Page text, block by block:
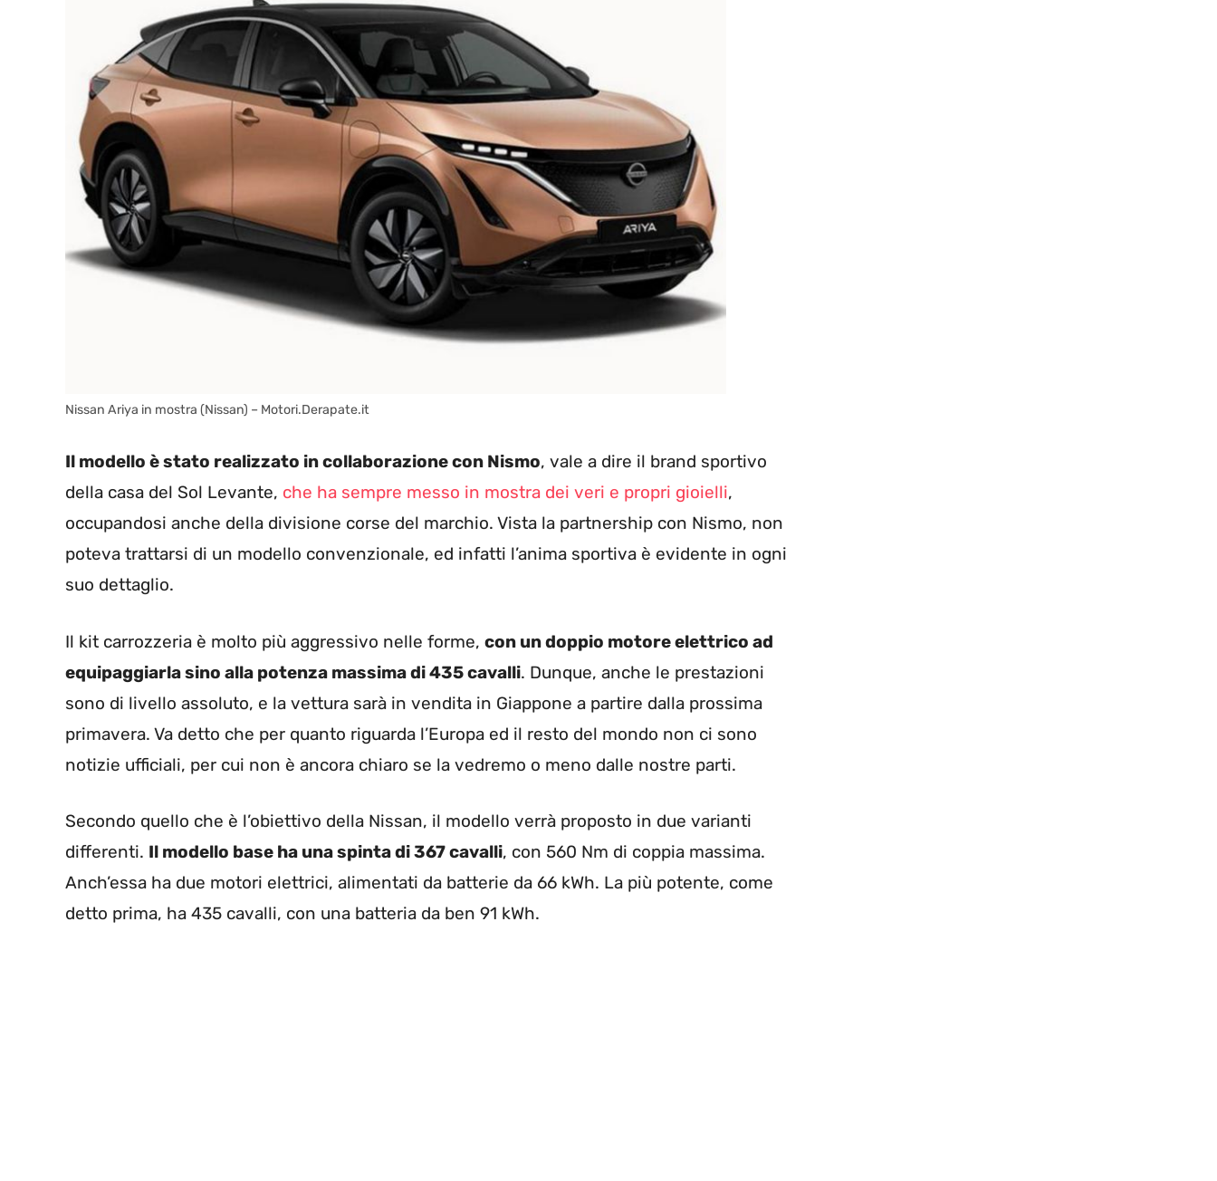
Nissan Ariya in mostra (Nissan) – Motori.Derapate.it
Il modello è stato realizzato in collaborazione con Nismo, vale a dire il brand sportivo
della casa del Sol Levante, che ha sempre messo in mostra dei veri e propri gioielli,
occupandosi anche della divisione corse del marchio. Vista la partnership con Nismo, non
poteva trattarsi di un modello convenzionale, ed infatti l’anima sportiva è evidente in ogni
suo dettaglio.
Il kit carrozzeria è molto più aggressivo nelle forme, con un doppio motore elettrico ad
equipaggiarla sino alla potenza massima di 435 cavalli. Dunque, anche le prestazioni
sono di livello assoluto, e la vettura sarà in vendita in Giappone a partire dalla prossima
primavera. Va detto che per quanto riguarda l’Europa ed il resto del mondo non ci sono
notizie ufficiali, per cui non è ancora chiaro se la vedremo o meno dalle nostre parti.
Secondo quello che è l’obiettivo della Nissan, il modello verrà proposto in due varianti
differenti. Il modello base ha una spinta di 367 cavalli, con 560 Nm di coppia massima.
Anch’essa ha due motori elettrici, alimentati da batterie da 66 kWh. La più potente, come
detto prima, ha 435 cavalli, con una batteria da ben 91 kWh.